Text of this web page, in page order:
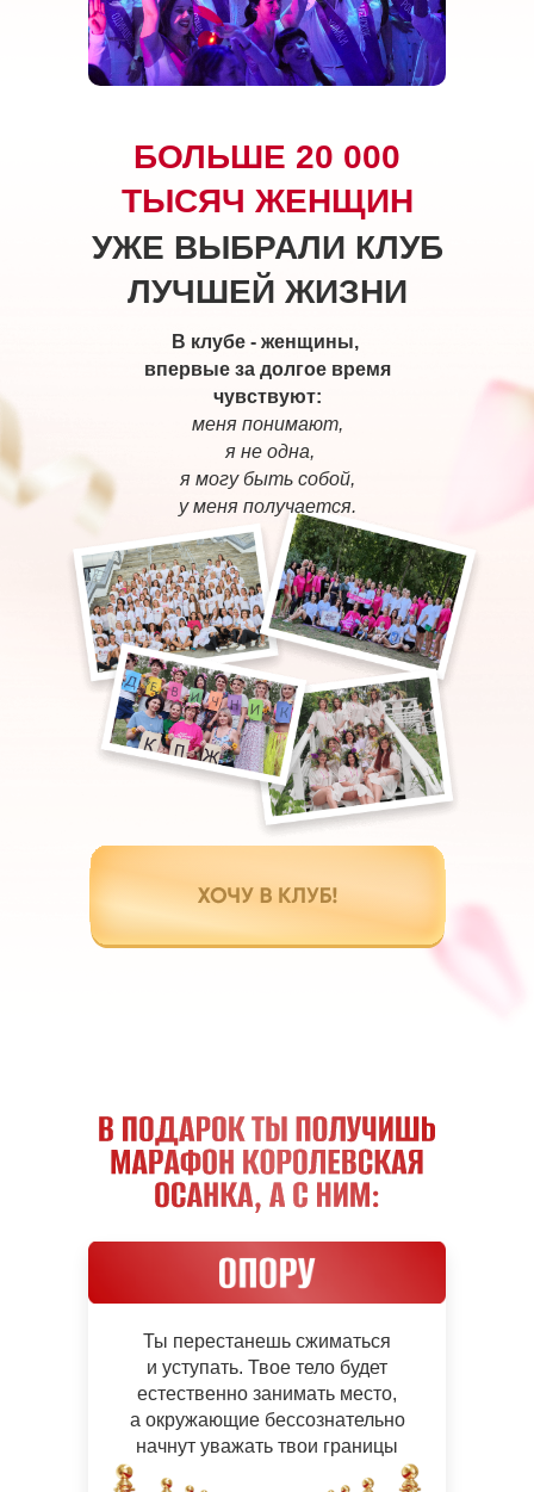
УЖЕ ВЫБРАЛИ КЛУБ
ЛУЧШЕЙ ЖИЗНИ
БОЛЬШЕ 20 000
ТЫСЯЧ ЖЕНЩИН
В клубе - женщины,
впервые за долгое время
чувствуют:
меня понимают,
я не одна,
я могу быть собой,
у меня получается.
Ты перестанешь сжиматься
и уступать. Твое тело будет
естественно занимать место,
а окружающие бессознательно
начнут уважать твои границы